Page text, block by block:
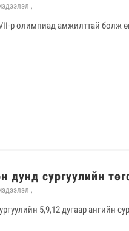
,
р олимпиад амжилттай болж
дунд сургуулийн
,
5,9,12 дугаар ангийн